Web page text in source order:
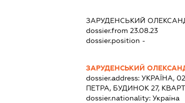
ЗАРУДЕНСЬКИЙ
dossier.from 23.08.23
dossier.position -
ЗАРУДЕНСЬКИЙ
dossier.address: УКРАЇНА,
ПЕТРА, БУДИНОК 27,
dossier.nationality: Україна